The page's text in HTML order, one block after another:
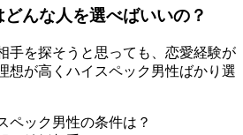
んな人を選べばいいの？
手を探そうと思っても、恋愛経験が
想が高くハイスペック男性ばかり選
ペック男性の条件は？